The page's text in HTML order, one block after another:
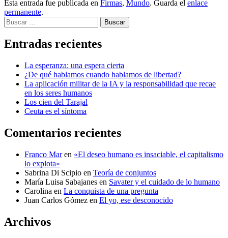
Esta entrada fue publicada en Firmas, Mundo. Guarda el enlace
permanente.
Buscar
Entradas recientes
La esperanza: una espera cierta
¿De qué hablamos cuando hablamos de libertad?
La aplicación militar de la IA y la responsabilidad que recae
en los seres humanos
Los cien del Tarajal
Ceuta es el síntoma
Comentarios recientes
Franco Maren «El deseo humano es insaciable, el capitalismo
lo explota»
Sabrina Di Scipio en Teoría de conjuntos
María Luisa Sabajanes en Savater y el cuidado de lo humano
Carolina en La conquista de una pregunta
Juan Carlos Gómez en El yo, ese desconocido
Archivos